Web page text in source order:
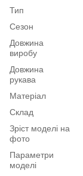
Тип
Сезон
Довжина
виробу
Довжина
рукава
Матеріал
Склад
Зріст моделі на
фото
Параметри
моделі